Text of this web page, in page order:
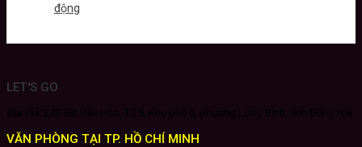
động
LET'S GO
VĂN PHÒNG TẠI TP. HỒ CHÍ MINH